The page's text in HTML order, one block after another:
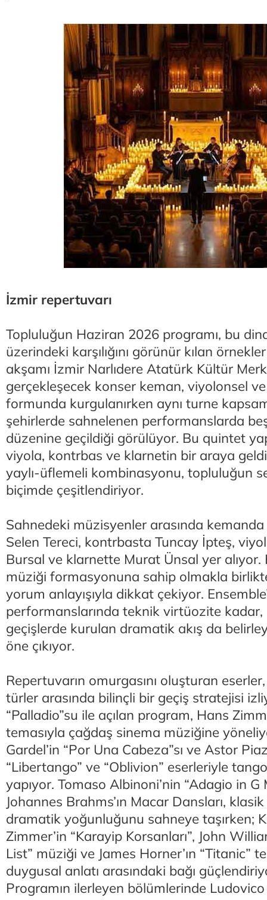
İzmir repertuvarı
Topluluğun Haziran 2026 programı, bu
üzerindeki karşılığını görünür kılan
akşamı İzmir Narlıdere Atatürk Kültür
gerçekleşecek konser keman, viyolonsel
formunda kurgulanırken aynı turne
şehirlerde sahnelenen performanslarda
düzenine geçildiği görülüyor. Bu quintet
viyola, kontrbas ve klarnetin bir araya
yaylı-üflemeli kombinasyonu, topluluğun
biçimde çeşitlendiriyor.
Sahnedeki müzisyenler arasında
Selen Tereci, kontrbasta Tuncay İpteş,
Bursal ve klarnette Murat Ünsal yer alıyor.
müziği formasyonuna sahip olmakla
yorum anlayışıyla dikkat çekiyor.
performanslarında teknik virtüozite kadar,
geçişlerde kurulan dramatik akış da
öne çıkıyor.
Repertuvarın omurgasını oluşturan
türler arasında bilinçli bir geçiş stratejisi
“Palladio”su ile açılan program, Hans
temasıyla çağdaş sinema müziğine
Gardel’in “Por Una Cabeza”sı ve Astor
“Libertango” ve “Oblivion” eserleriyle
yapıyor. Tomaso Albinoni’nin “Adagio in G
Johannes Brahms’ın Macar Dansları,
dramatik yoğunluğunu sahneye taşırken;
Zimmer’in “Karayip Korsanları”, John
List” müziği ve James Horner’ın “Titanic”
duygusal anlatı arasındaki bağı
Programın ilerleyen bölümlerinde Ludovico